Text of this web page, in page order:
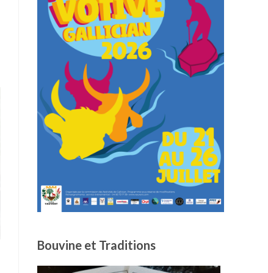
Bouvine et Traditions